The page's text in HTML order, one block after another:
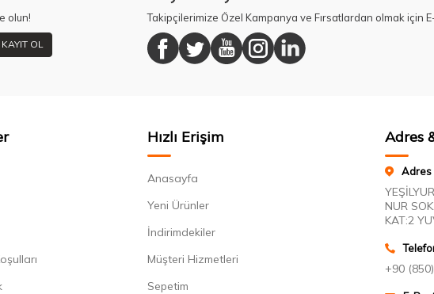
olun!
KAYIT OL
Takipçilerimize Özel Kampanya ve Fırsatlardan olmak için
Hızlı Erişim
Anasayfa
Yeni Ürünler
İndirimdekiler
Müşteri Hizmetleri
Sepetim
Adres
Adres
NUR
KAT:2
+90